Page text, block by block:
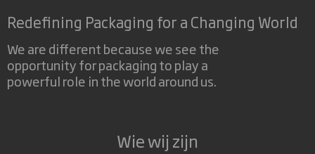
Redefining Packaging for a Changing World
We are different because we see the
opportunity for packaging to play a
powerful role in the world around us.
Wie wij zijn